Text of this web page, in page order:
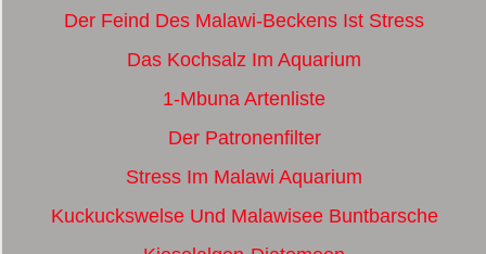
Der Feind Des Malawi-Beckens Ist Stress
Das Kochsalz Im Aquarium
1-Mbuna Artenliste
Der Patronenfilter
Stress Im Malawi Aquarium
Kuckuckswelse Und Malawisee Buntbarsche